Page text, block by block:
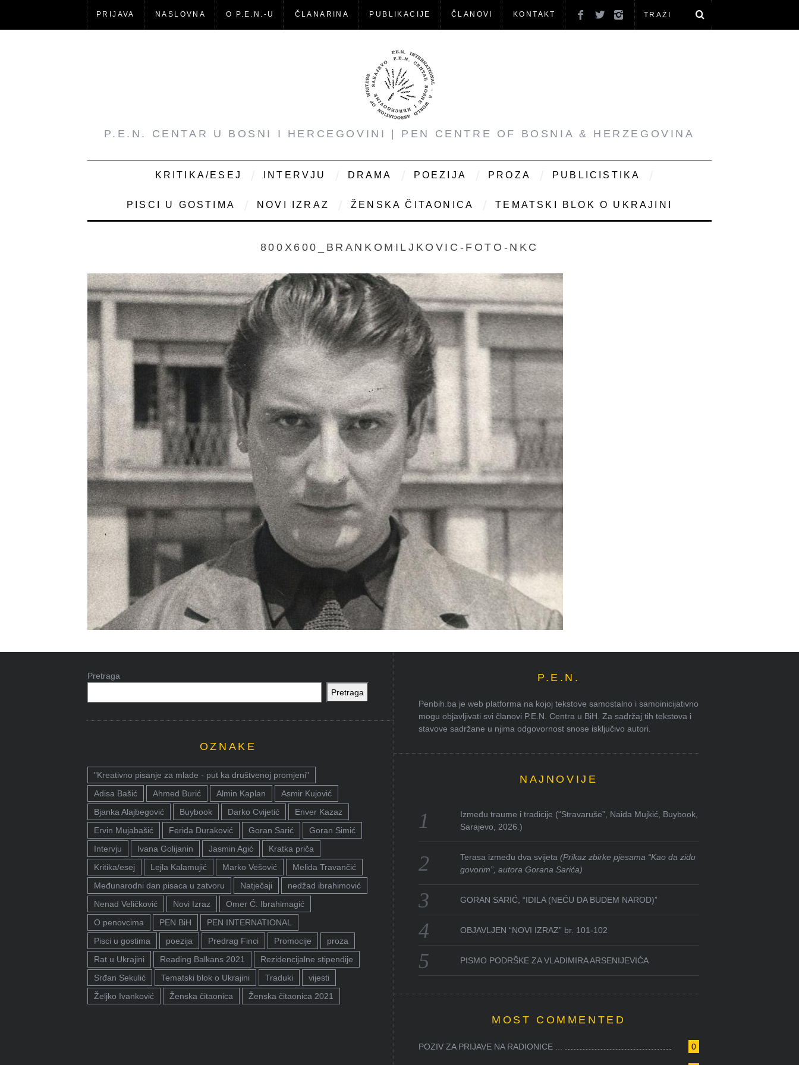
PRIJAVA NASLOVNA O P.E.N.-U ČLANARINA PUBLIKACIJE ČLANOVI KONTAKT
P.E.N. CENTAR U BOSNI I HERCEGOVINI | PEN CENTRE OF BOSNIA & HERZEGOVINA
KRITIKA/ESEJ INTERVJU DRAMA POEZIJA PROZA PUBLICISTIKA
PISCI U GOSTIMA NOVI IZRAZ ŽENSKA ČITAONICA TEMATSKI BLOK O UKRAJINI
800X600_BRANKOMILJKOVIC-FOTO-NKC
Pretraga
Pretraga
OZNAKE
"Kreativno pisanje za mlade - put ka društvenoj promjeni"
Adisa Bašić
Ahmed Burić Almin Kaplan
Asmir Kujović
Bjanka Alajbegović
Buybook Darko Cvijetić
Enver Kazaz
Ervin Mujabašić
Ferida Duraković Goran Sarić
Goran Simić
Intervju
Ivana Golijanin Jasmin Agić
Kratka priča
Kritika/esej
Lejla Kalamujić Marko Vešović
Melida Travančić
Međunarodni dan pisaca u zatvoru
Natječaji
nedžad ibrahimović
Nenad Veličković
Novi Izraz
Omer Ć. Ibrahimagić
O penovcima
PEN BiH
PEN INTERNATIONAL
Pisci u gostima
poezija Predrag Finci Promocije
proza
Rat u Ukrajini
Reading Balkans 2021
Rezidencijalne stipendije
Srđan Sekulić
Tematski blok o Ukrajini Traduki
vijesti
Željko Ivanković
Ženska čitaonica Ženska čitaonica 2021
P.E.N.
Penbih.ba je web platforma na kojoj tekstove samostalno i samoinicijativno
mogu objavljivati svi članovi P.E.N. Centra u BiH. Za sadržaj tih tekstova i
stavove sadržane u njima odgovornost snose isključivo autori.
NAJNOVIJE
Između traume i tradicije (“Stravaruše”, Naida Mujkić, Buybook,
Sarajevo, 2026.)
Terasa između dva svijeta(Prikaz zbirke pjesama “Kao da zidu
govorim”, autora Gorana Sarića)
GORAN SARIĆ, “IDILA (NEĆU DA BUDEM NAROD)”
OBJAVLJEN “NOVI IZRAZ” br. 101-102
PISMO PODRŠKE ZA VLADIMIRA ARSENIJEVIĆA
MOST COMMENTED
0
POZIV ZA PRIJAVE NA RADIONICE ...